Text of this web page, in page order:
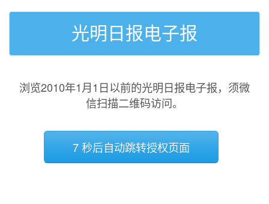
光明日报电子报
浏览2010年1月1日以前的光明日报电子报，须微
信扫描二维码访问。
7 秒后自动跳转授权页面